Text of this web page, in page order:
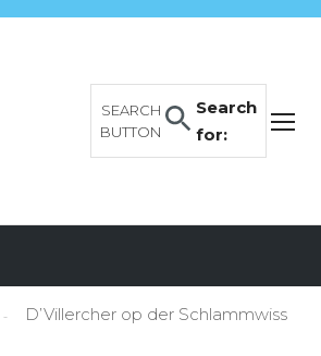
Search
for:
SEARCH
BUTTON
D’Villercher op der Schlammwiss